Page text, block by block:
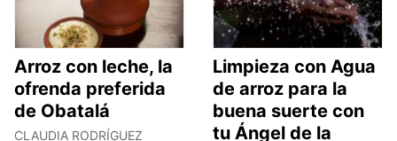
Arroz con leche, la
ofrenda preferida
de Obatalá
CLAUDIA RODRÍGUEZ
Limpieza con Agua
de arroz para la
buena suerte con
tu Ángel de la